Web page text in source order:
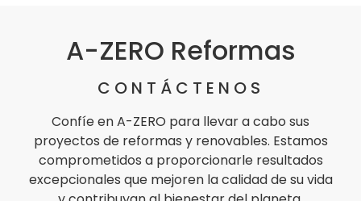
A-ZERO Reformas
CONTÁCTENOS
Confíe en A-ZERO para llevar a cabo sus
proyectos de reformas y renovables. Estamos
comprometidos a proporcionarle resultados
excepcionales que mejoren la calidad de su vida